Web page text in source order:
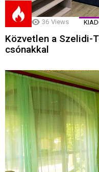
36 Views
Közvetlen a Szelidi-
csónakkal